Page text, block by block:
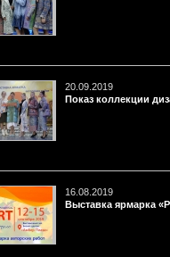
20.09.2019
Показ коллекции
16.08.2019
Выставка ярмарка